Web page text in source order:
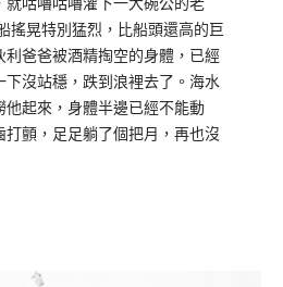
就咕嚕咕嚕灌下一大碗公的老
搖晃特別猛烈，比船頭還高的巨
利爸爸被酒精掏空的身體，已經
下沒站穩，跌到浪裡去了。海水
他起來，身體半邊已經不能動
打顫，足足躺了個把月，再也沒